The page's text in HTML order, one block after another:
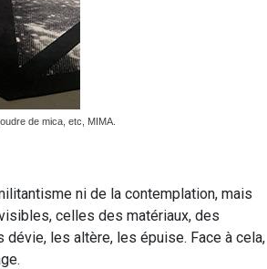
de mica, etc, MIMA.
ni de la contemplation, mais
celles des matériaux, des
les altère, les épuise. Face à cela,